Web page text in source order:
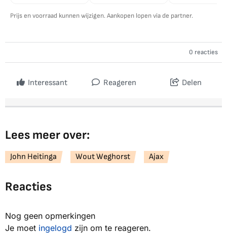
Prijs en voorraad kunnen wijzigen. Aankopen lopen via de partner.
0 reacties
Interessant Reageren Delen
Lees meer over:
John Heitinga Wout Weghorst Ajax
Reacties
Nog geen opmerkingen
Je moet ingelogd zijn om te reageren.